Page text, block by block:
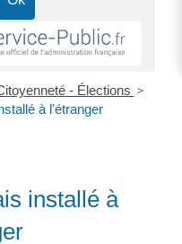
- Élections >
à l'étranger
installé à